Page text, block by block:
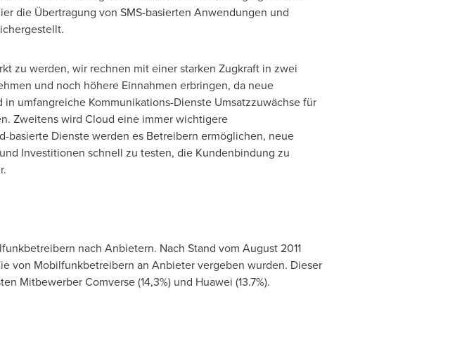
die Übertragung von SMS-basierten Anwendungen und
zu werden, wir rechnen mit einer starken Zugkraft in zwei
und noch höhere Einnahmen erbringen, da neue
umfangreiche Kommunikations-Dienste Umsatzzuwächse für
Zweitens wird Cloud eine immer wichtigere
Dienste werden es Betreibern ermöglichen, neue
Investitionen schnell zu testen, die Kundenbindung zu
nach Anbietern. Nach Stand vom August 2011
von Mobilfunkbetreibern an Anbieter vergeben wurden. Dieser
Mitbewerber Comverse (14,3%) und Huawei (13.7%).